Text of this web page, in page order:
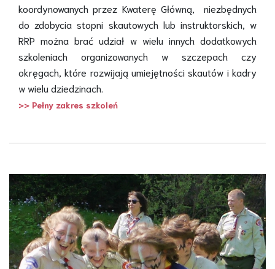
koordynowanych przez Kwaterę Główną, niezbędnych
do zdobycia stopni skautowych lub instruktorskich, w
RRP można brać udział w wielu innych dodatkowych
szkoleniach organizowanych w szczepach czy
okręgach, które rozwijają umiejętności skautów i kadry
w wielu dziedzinach.
>> Pełny zakres szkoleń